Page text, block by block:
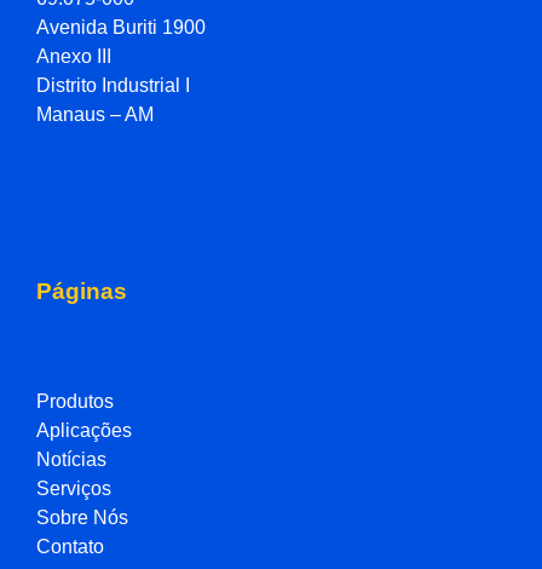
Avenida Buriti 1900
Anexo III
Distrito Industrial I
Manaus – AM
Páginas
Produtos
Aplicações
Notícias
Serviços
Sobre Nós
Contato